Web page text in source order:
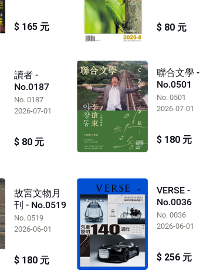
$ 165 元 $ 80 元
讀者 -
No.0187
No. 0187
2026-07-01
$ 80 元
聯合文學 -
No.0501
No. 0501
2026-07-01
$ 180 元
故宮文物月
刊 - No.0519
No. 0519
2026-06-01
$ 180 元
VERSE -
No.0036
No. 0036
2026-06-01
$ 256 元